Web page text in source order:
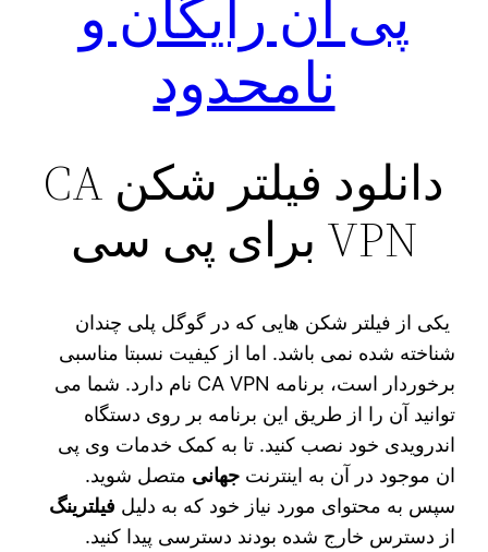
پی ان رایگان و‌
نامحدود
دانلود فیلتر شکن CA
VPN برای پی سی
‌ یکی از فیلتر شکن‌ هایی که در گوگل پلی چندان
شناخته شده نمی باشد. اما از کیفیت نسبتا مناسبی
برخوردار است، برنامه CA VPN نام دارد. شما می‌
توانید آن را از طریق این برنامه بر روی دستگاه
اندرویدی خود نصب کنید. تا به کمک خدمات وی پی
ان موجود در آن به اینترنتجهانی متصل شوید.
سپس به محتوای مورد نیاز خود که به دلیل فیلترینگ
از دسترس خارج شده بودند دسترسی پیدا کنید.